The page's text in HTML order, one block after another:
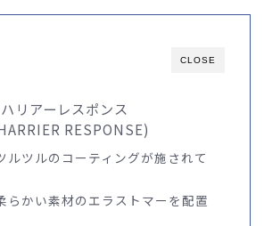
CLOSE
リアーレスポンス
RESPONSE)
ルツルのコーティングが施されて
らかい素材のエラストマーを配置